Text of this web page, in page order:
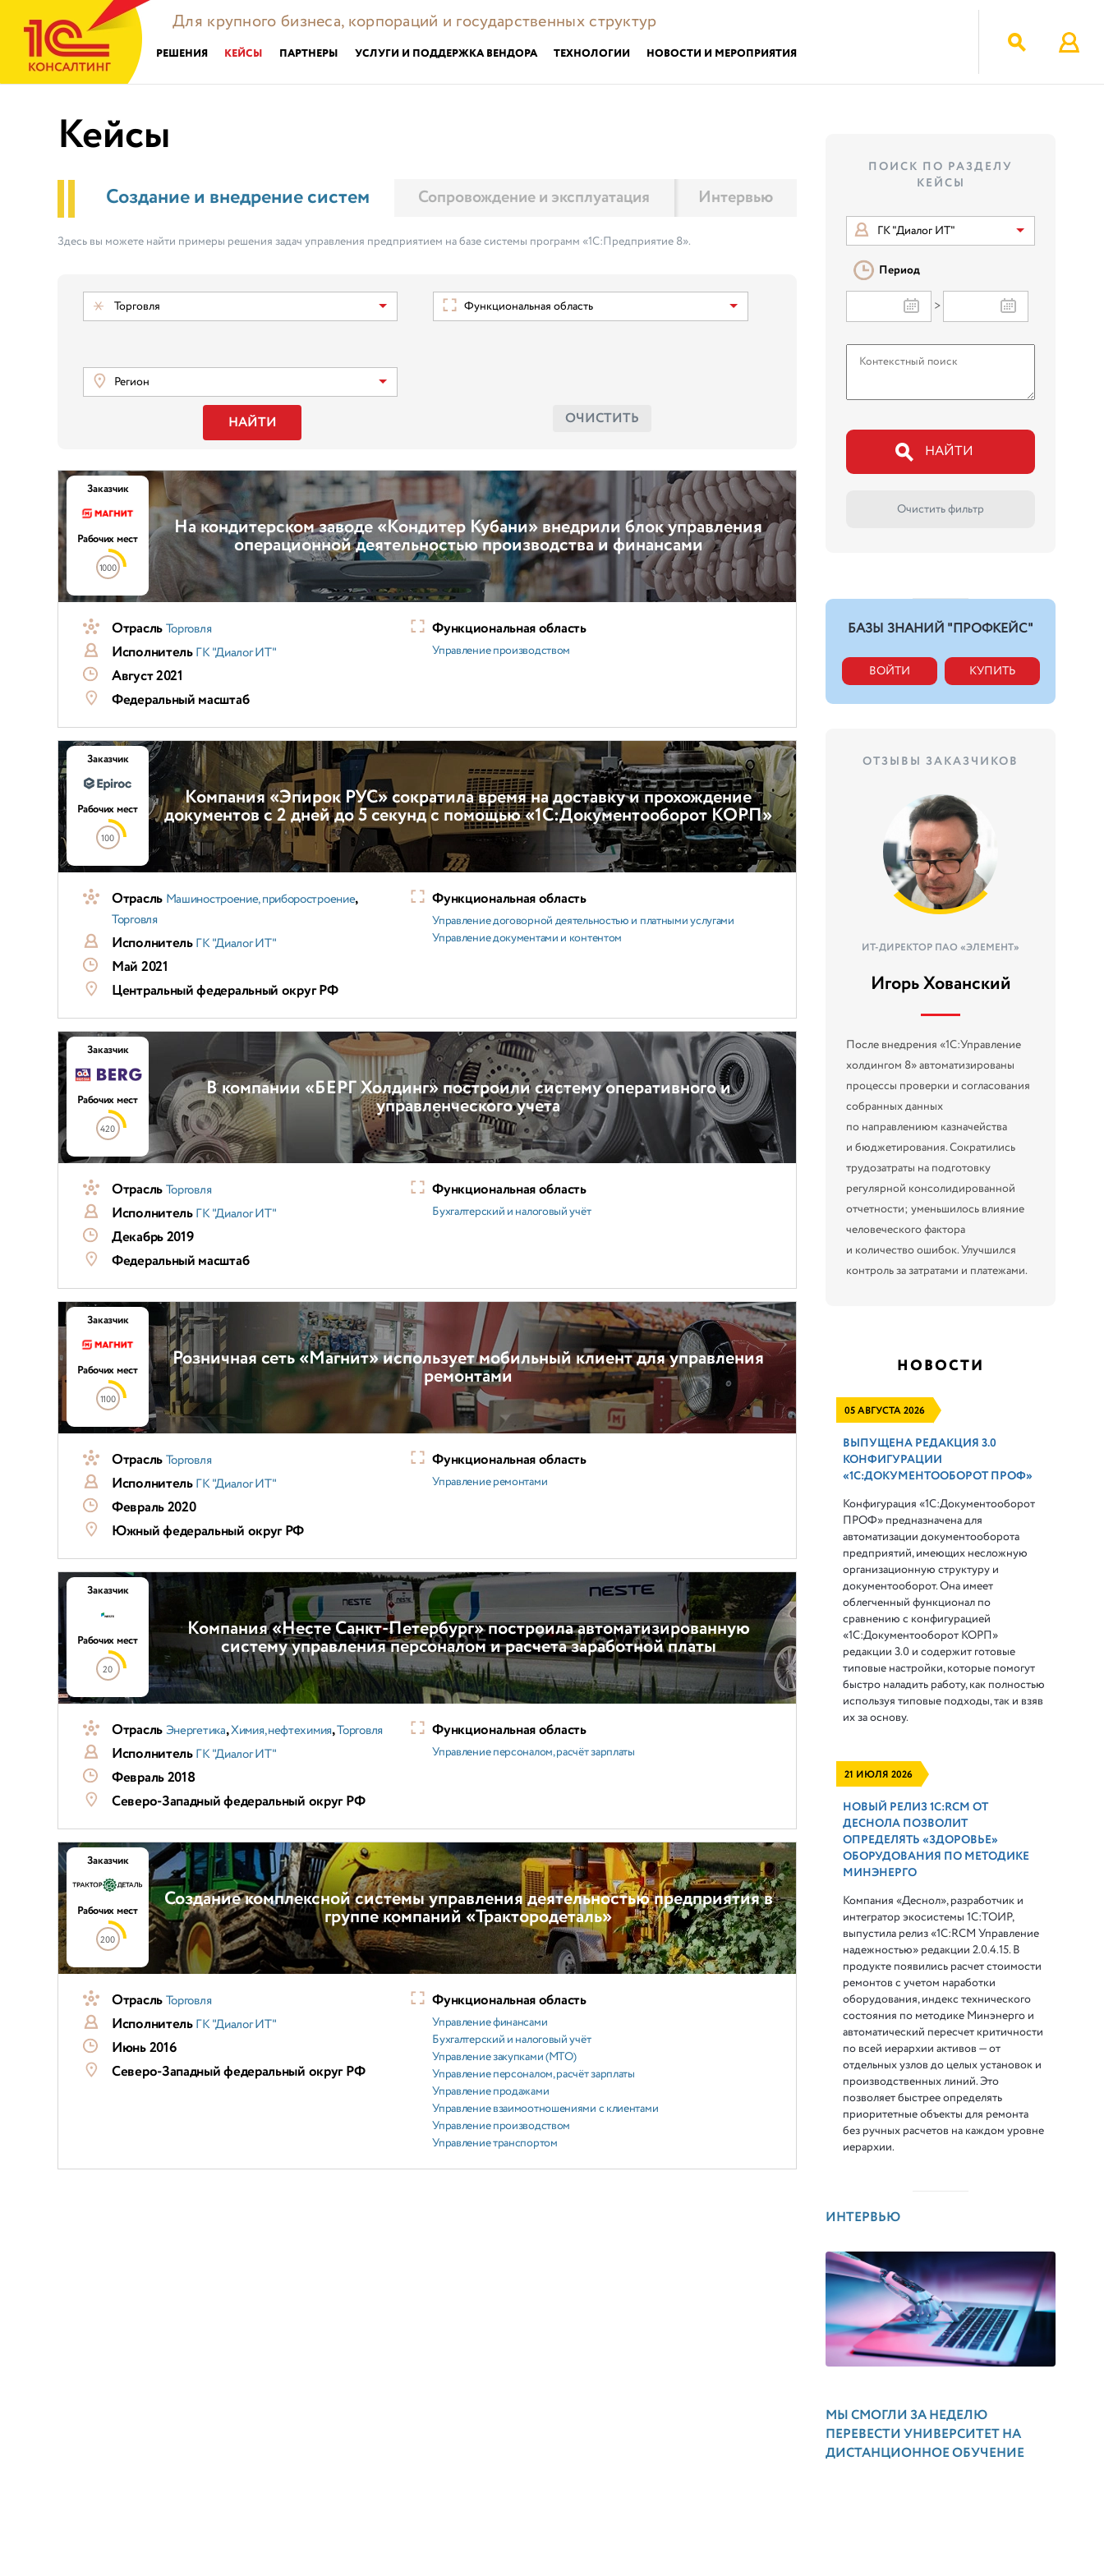
Для крупного бизнеса, корпораций и государственных структур
РЕШЕНИЯ КЕЙСЫ ПАРТНЕРЫ УСЛУГИ И ПОДДЕРЖКА ВЕНДОРА ТЕХНОЛОГИИ НОВОСТИ И МЕРОПРИЯТИЯ
Кейсы
Создание и внедрение систем Сопровождение и эксплуатация Интервью
Здесь вы можете найти примеры решения задач управления предприятием на базе системы программ «1С:Предприятие 8».
Торговля
Регион
Функциональная область
НАЙТИ ОЧИСТИТЬ
На кондитерском заводе «Кондитер Кубани» внедрили блок управления
операционной деятельностью производства и финансами
Заказчик
Рабочих мест
1000
ОтрасльТорговля
ИсполнительГК "Диалог ИТ"
Август 2021
Федеральный масштаб
Функциональная область
Управление производством
Компания «Эпирок РУС» сократила время на доставку и прохождение
документов с 2 дней до 5 секунд с помощью «1С:Документооборот КОРП»
Заказчик
Рабочих мест
100
Отрасль Машиностроение, приборостроение,
Торговля
ИсполнительГК "Диалог ИТ"
Май 2021
Центральный федеральный округ РФ
Функциональная область
Управление договорной деятельностью и платными услугами
Управление документами и контентом
В компании «БЕРГ Холдинг» построили систему оперативного и
управленческого учета
Заказчик
Рабочих мест
420
ОтрасльТорговля
ИсполнительГК "Диалог ИТ"
Декабрь 2019
Федеральный масштаб
Функциональная область
Бухгалтерский и налоговый учёт
Розничная сеть «Магнит» использует мобильный клиент для управления
ремонтами
Заказчик
Рабочих мест
1100
ОтрасльТорговля
ИсполнительГК "Диалог ИТ"
Февраль 2020
Южный федеральный округ РФ
Функциональная область
Управление ремонтами
Компания «Несте Санкт-Петербург» построила автоматизированную
систему управления персоналом и расчета заработной платы
Заказчик
Рабочих мест
20
ОтрасльЭнергетика,Химия, нефтехимия,Торговля
ИсполнительГК "Диалог ИТ"
Февраль 2018
Северо-Западный федеральный округ РФ
Функциональная область
Управление персоналом, расчёт зарплаты
Создание комплексной системы управления деятельностью предприятия в
группе компаний «Трактородеталь»
Заказчик
Рабочих мест
200
ОтрасльТорговля
ИсполнительГК "Диалог ИТ"
Июнь 2016
Северо-Западный федеральный округ РФ
Функциональная область
Управление финансами
Бухгалтерский и налоговый учёт
Управление закупками (МТО)
Управление персоналом, расчёт зарплаты
Управление продажами
Управление взаимоотношениями с клиентами
Управление производством
Управление транспортом
ПОИСК ПО РАЗДЕЛУ
КЕЙСЫ
ГК "Диалог ИТ"
Период
>
НАЙТИ
Очистить фильтр
БАЗЫ ЗНАНИЙ "ПРОФКЕЙС"
ВОЙТИ КУПИТЬ
ОТЗЫВЫ ЗАКАЗЧИКОВ
ИТ-ДИРЕКТОР ПАО «ЭЛЕМЕНТ»
Игорь Хованский
После внедрения «1С:Управление
холдингом 8» автоматизированы
процессы проверки и согласования
собранных данных
по направлениюм казначейства
и бюджетирования. Сократились
трудозатраты на подготовку
регулярной консолидированной
отчетности; уменьшилось влияние
человеческого фактора
и количество ошибок. Улучшился
контроль за затратами и платежами.
НОВОСТИ
05 АВГУСТА 2026
ВЫПУЩЕНА РЕДАКЦИЯ 3.0
КОНФИГУРАЦИИ
«1С:ДОКУМЕНТООБОРОТ ПРОФ»
Конфигурация «1С:Документооборот
ПРОФ» предназначена для
автоматизации документооборота
предприятий, имеющих несложную
организационную структуру и
документооборот. Она имеет
облегченный функционал по
сравнению с конфигурацией
«1С:Документооборот КОРП»
редакции 3.0 и содержит готовые
типовые настройки, которые помогут
быстро наладить работу, как полностью
используя типовые подходы, так и взяв
их за основу.
21 ИЮЛЯ 2026
НОВЫЙ РЕЛИЗ 1С:RCM ОТ
ДЕСНОЛА ПОЗВОЛИТ
ОПРЕДЕЛЯТЬ «ЗДОРОВЬЕ»
ОБОРУДОВАНИЯ ПО МЕТОДИКЕ
МИНЭНЕРГО
Компания «Деснол», разработчик и
интегратор экосистемы 1С:ТОИР,
выпустила релиз «1С:RCM Управление
надежностью» редакции 2.0.4.15. В
продукте появились расчет стоимости
ремонтов с учетом наработки
оборудования, индекс технического
состояния по методике Минэнерго и
автоматический пересчет критичности
по всей иерархии активов — от
отдельных узлов до целых установок и
производственных линий. Это
позволяет быстрее определять
приоритетные объекты для ремонта
без ручных расчетов на каждом уровне
иерархии.
ИНТЕРВЬЮ
МЫ СМОГЛИ ЗА НЕДЕЛЮ
ПЕРЕВЕСТИ УНИВЕРСИТЕТ НА
ДИСТАНЦИОННОЕ ОБУЧЕНИЕ